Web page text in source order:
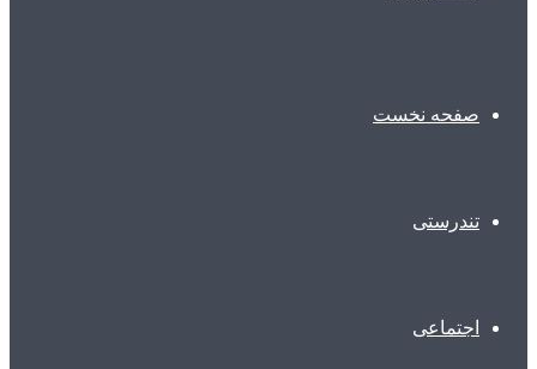
صفحه نخست
تندرستی
اجتماعی